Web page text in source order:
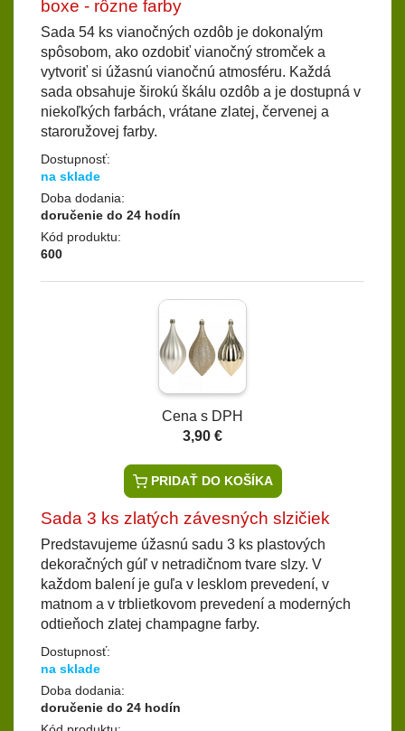
boxe - rôzne farby
Sada 54 ks vianočných ozdôb je dokonalým
spôsobom, ako ozdobiť vianočný stromček a
vytvoriť si úžasnú vianočnú atmosféru. Každá
sada obsahuje širokú škálu ozdôb a je dostupná v
niekoľkých farbách, vrátane zlatej, červenej a
staroružovej farby.
Dostupnosť:
na sklade
Doba dodania:
doručenie do 24 hodín
Kód produktu:
600
Cena s DPH
3,90 €
PRIDAŤ DO KOŠÍKA
Sada 3 ks zlatých závesných slzičiek
Predstavujeme úžasnú sadu 3 ks plastových
dekoračných gúľ v netradičnom tvare slzy. V
každom balení je guľa v lesklom prevedení, v
matnom a v trblietkovom prevedení a moderných
odtieňoch zlatej champagne farby.
Dostupnosť:
na sklade
Doba dodania:
doručenie do 24 hodín